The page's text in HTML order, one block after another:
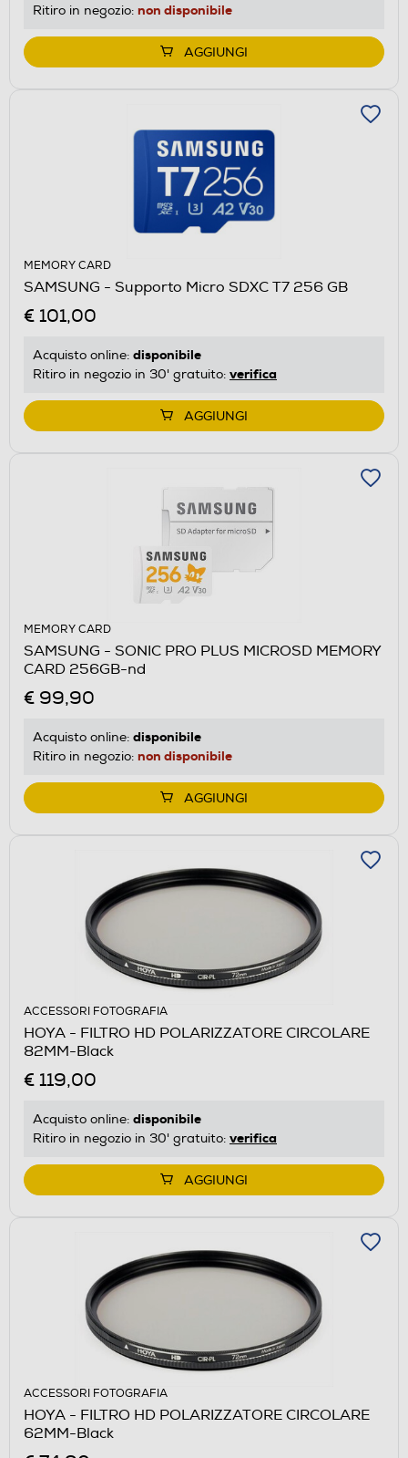
Ritiro in negozio: non disponibile
AGGIUNGI
MEMORY CARD
SAMSUNG - Supporto Micro SDXC T7 256 GB
€ 101,00
Acquisto online: disponibile
Ritiro in negozio in 30' gratuito: verifica
AGGIUNGI
MEMORY CARD
SAMSUNG - SONIC PRO PLUS MICROSD MEMORY
CARD 256GB-nd
€ 99,90
Acquisto online: disponibile
Ritiro in negozio: non disponibile
AGGIUNGI
ACCESSORI FOTOGRAFIA
HOYA - FILTRO HD POLARIZZATORE CIRCOLARE
82MM-Black
€ 119,00
Acquisto online: disponibile
Ritiro in negozio in 30' gratuito: verifica
AGGIUNGI
ACCESSORI FOTOGRAFIA
HOYA - FILTRO HD POLARIZZATORE CIRCOLARE
62MM-Black